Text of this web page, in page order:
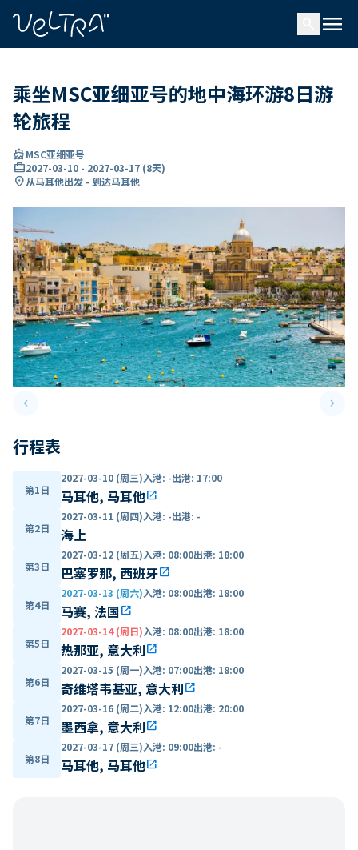
menu
乘坐MSC亚细亚号的地中海环游8日游
轮旅程
directions_boatMSC亚细亚号
card_travel2027-03-10 - 2027-03-17 (8天)
location_on从马耳他出发 - 到达马耳他
keyboard_arrow_leftPrevious slide keyboard_arrow_right
行程表
第1日
2027-03-10 (周三)入港: -出港: 17:00
马耳他, 马耳他open_in_new
第2日
2027-03-11 (周四)入港: -出港: -
海上
第3日
2027-03-12 (周五)入港: 08:00出港: 18:00
巴塞罗那, 西班牙open_in_new
第4日
2027-03-13 (周六)入港: 08:00出港: 18:00
马赛, 法国open_in_new
第5日
2027-03-14 (周日)入港: 08:00出港: 18:00
热那亚, 意大利open_in_new
第6日
2027-03-15 (周一)入港: 07:00出港: 18:00
奇维塔韦基亚, 意大利open_in_new
第7日
2027-03-16 (周二)入港: 12:00出港: 20:00
墨西拿, 意大利open_in_new
第8日
2027-03-17 (周三)入港: 09:00出港: -
马耳他, 马耳他open_in_new